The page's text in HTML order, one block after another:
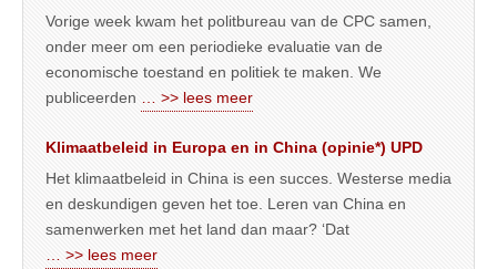
Vorige week kwam het politbureau van de CPC samen,
onder meer om een periodieke evaluatie van de
economische toestand en politiek te maken. We
publiceerden
… >> lees meer
Klimaatbeleid in Europa en in China (opinie*) UPD
Het klimaatbeleid in China is een succes. Westerse media
en deskundigen geven het toe. Leren van China en
samenwerken met het land dan maar? ‘Dat
… >> lees meer